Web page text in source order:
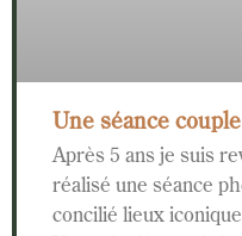
Une séance
Après 5 ans je suis
réalisé une séance
concilié lieux